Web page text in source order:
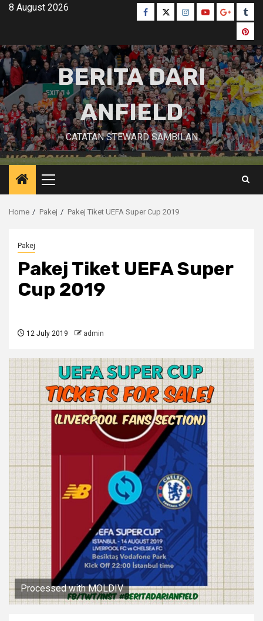
Skip8 August 2026 Facebook
TwitterInstagram
YoutubeGoogle
BERITA DARI
ANFIELD
CATATAN STEWARD SAMBILAN
Primary
Menu
Home Pakej Pakej Tiket UEFA Super Cup 2019
Pakej
Pakej Tiket UEFA Super
Cup 2019
12 July 2019 admin
Processed with MOLDIV